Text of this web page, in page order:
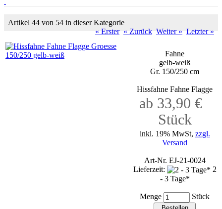
Artikel 44 von 54 in dieser Kategorie
« Erster « Zurück Weiter » Letzter »
Fahne
gelb-weiß
Gr. 150/250 cm
Hissfahne Fahne Flagge
ab 33,90 €
Stück
inkl. 19% MwSt, zzgl.
Versand
Art-Nr. EJ-21-0024
Lieferzeit:
2
- 3 Tage*
Menge Stück